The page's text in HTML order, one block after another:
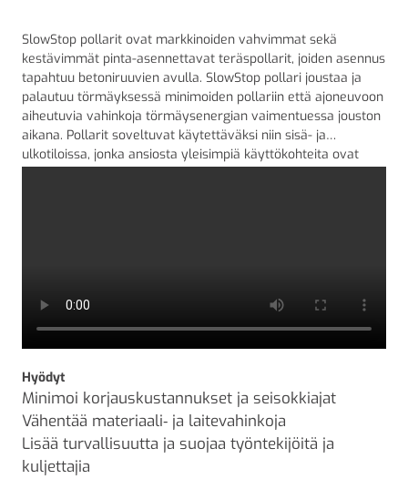
SlowStop pollarit ovat markkinoiden vahvimmat sekä
kestävimmät pinta-asennettavat teräspollarit, joiden asennus
tapahtuu betoniruuvien avulla. SlowStop pollari joustaa ja
palautuu törmäyksessä minimoiden pollariin että ajoneuvoon
aiheutuvia vahinkoja törmäysenergian vaimentuessa jouston
aikana. Pollarit soveltuvat käytettäväksi niin sisä- ja
ulkotiloissa, jonka ansiosta yleisimpiä käyttökohteita ovat
Hyödyt
Minimoi korjauskustannukset ja seisokkiajat
Vähentää materiaali‑ ja laitevahinkoja
Lisää turvallisuutta ja suojaa työntekijöitä ja
kuljettajia